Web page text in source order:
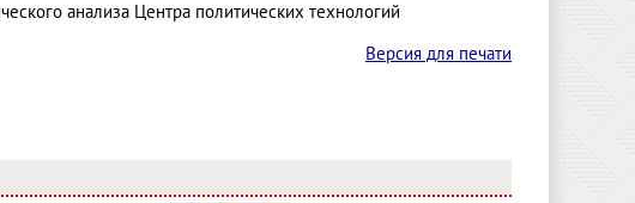
анализа Центра политических технологий
Версия для печати